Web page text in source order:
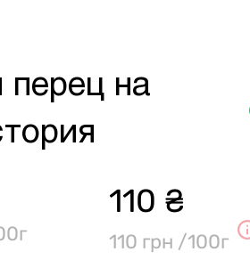
перец на
110 ₴
110 грн /100г